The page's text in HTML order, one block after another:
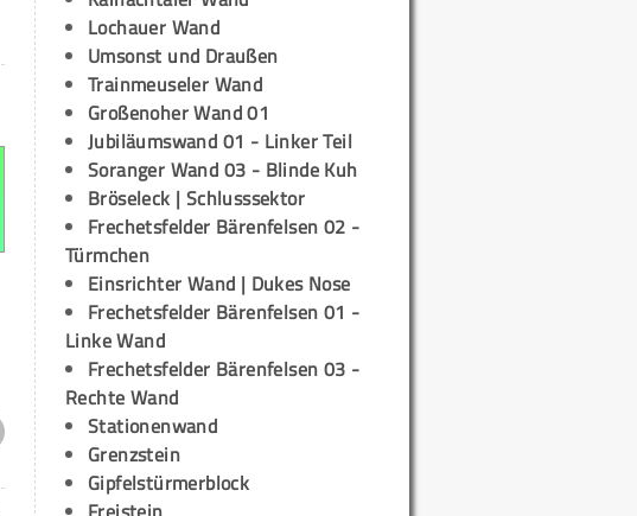
Lochauer Wand
Umsonst und Draußen
Trainmeuseler Wand
Großenoher Wand 01
Jubiläumswand 01 - Linker Teil
Soranger Wand 03 - Blinde Kuh
Bröseleck | Schlusssektor
Frechetsfelder Bärenfelsen 02 -
Türmchen
Einsrichter Wand | Dukes Nose
Frechetsfelder Bärenfelsen 01 -
Linke Wand
Frechetsfelder Bärenfelsen 03 -
Rechte Wand
Stationenwand
Grenzstein
Gipfelstürmerblock